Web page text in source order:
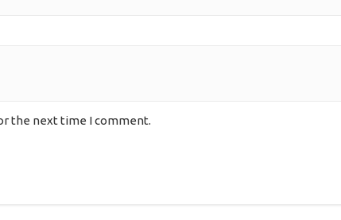
the next time I comment.